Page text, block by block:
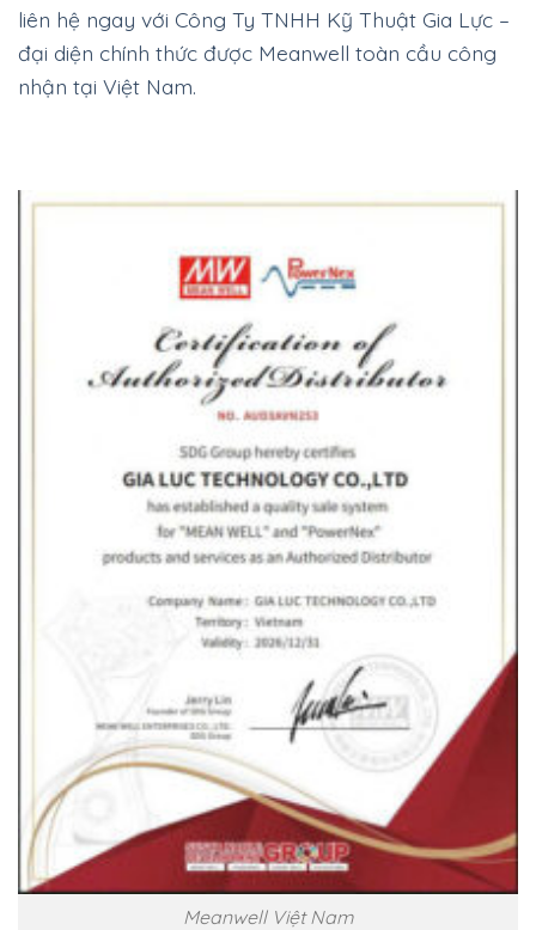
liên hệ ngay với Công Ty TNHH Kỹ Thuật Gia Lực –
đại diện chính thức được Meanwell toàn cầu công
nhận tại Việt Nam.
Meanwell Việt Nam